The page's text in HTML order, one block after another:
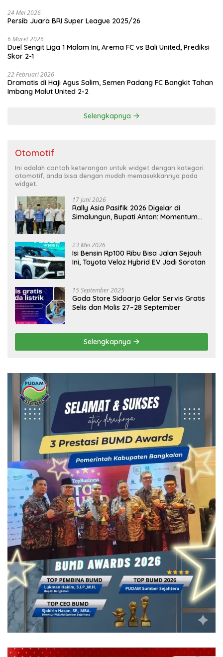
24 Mei 2026
Persib Juara BRI Super League 2025/26
6 Maret 2026
Duel Sengit Liga 1 Malam Ini, Arema FC vs Bali United, Prediksi
Skor 2-1
22 Februari 2026
Dramatis di Haji Agus Salim, Semen Padang FC Bangkit Tahan
Imbang Malut United 2-2
Selengkapnya
Otomotif
Ini adalah contoh keterangan untuk widget dengan kategori
otomotif, anda bisa dengan mudah memasukkannya pada
widget.
17 Juni 2026
Rally Asia Pasifik 2026 Digelar di
Simalungun, Bupati Anton: Momentum
23 Mei 2026
Isi Bensin Rp100 Ribu Bisa Jalan Sejauh
Ini, Toyota Veloz Hybrid EV Jadi Sorotan
15 September 2025
Goda Store Sidoarjo Gelar Servis Gratis
Selis dan Molis 27–28 September
Selengkapnya